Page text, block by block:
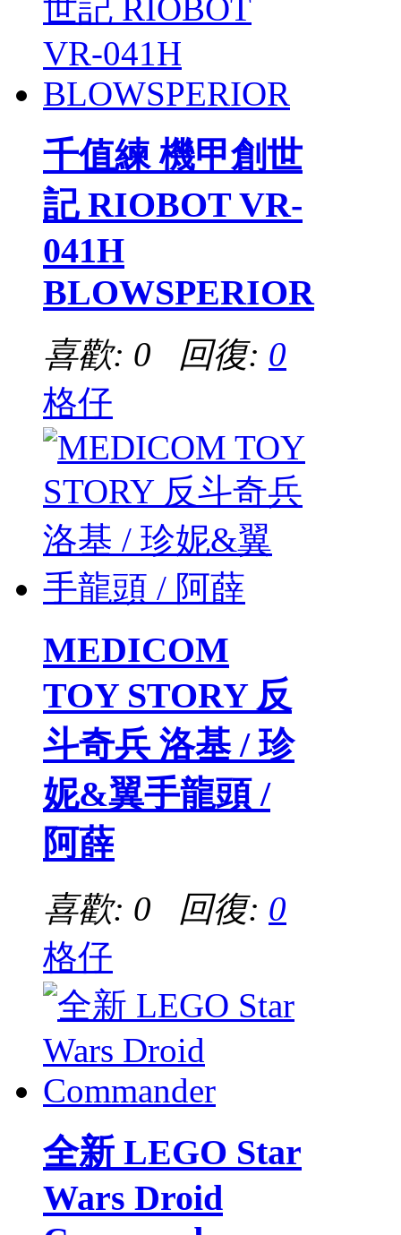
千值練 機甲創世
記 RIOBOT VR-
041H
BLOWSPERIOR
喜歡: 0 回復: 0
格仔
MEDICOM
TOY STORY 反
斗奇兵 洛基 / 珍
妮&翼手龍頭 /
阿薛
喜歡: 0 回復: 0
格仔
全新 LEGO Star
Wars Droid